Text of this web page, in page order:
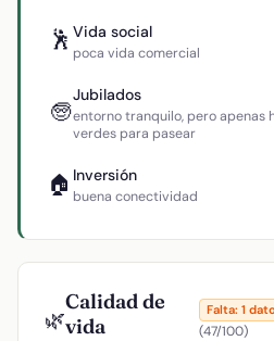
🕺 Vida social
poca vida comercial
🧓
Jubilados
entorno tranquilo, pero apenas
verdes para pasear
🏠 Inversión
buena conectividad
🌿
Calidad de
vida
Falta: 1
(47/100)